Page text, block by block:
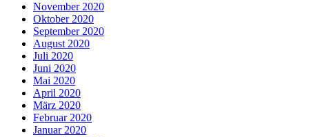
November 2020
Oktober 2020
September 2020
August 2020
Juli 2020
Juni 2020
Mai 2020
April 2020
März 2020
Februar 2020
Januar 2020